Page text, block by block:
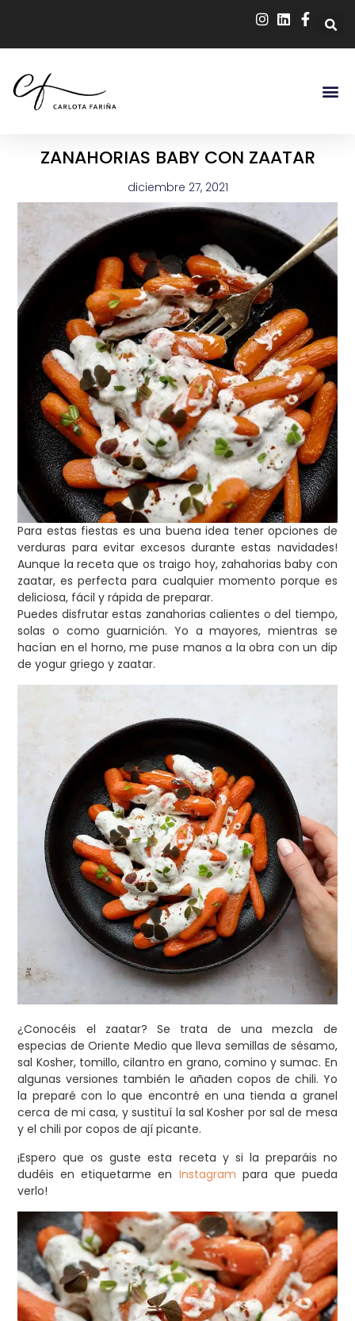
ZANAHORIAS BABY CON ZAATAR
diciembre 27, 2021
Para estas fiestas es una buena idea tener opciones de
verduras para evitar excesos durante estas navidades!
Aunque la receta que os traigo hoy, zahahorias baby con
zaatar, es perfecta para cualquier momento porque es
deliciosa, fácil y rápida de preparar.
Puedes disfrutar estas zanahorias calientes o del tiempo,
solas o como guarnición. Yo a mayores, mientras se
hacían en el horno, me puse manos a la obra con un dip
de yogur griego y zaatar.
¿Conocéis el zaatar? Se trata de una mezcla de
especias de Oriente Medio que lleva semillas de sésamo,
sal Kosher, tomillo, cilantro en grano, comino y sumac. En
algunas versiones también le añaden copos de chili. Yo
la preparé con lo que encontré en una tienda a granel
cerca de mi casa, y sustituí la sal Kosher por sal de mesa
y el chili por copos de ají picante.
¡Espero que os guste esta receta y si la preparáis no
dudéis en etiquetarme en Instagram para que pueda
verlo!